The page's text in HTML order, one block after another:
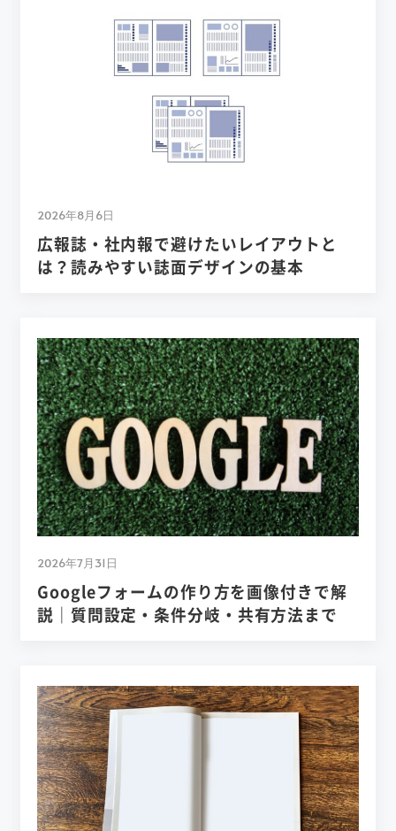
2026年8月6日
広報誌・社内報で避けたいレイアウトと
は？読みやすい誌面デザインの基本
2026年7月31日
Googleフォームの作り方を画像付きで解
説｜質問設定・条件分岐・共有方法まで